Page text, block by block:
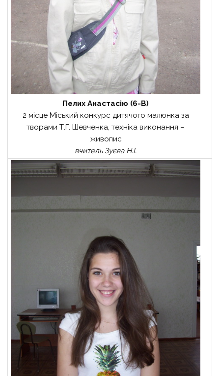
Пелих Анастасію (6-В)
2 місце Міський конкурс дитячого малюнка за
творами Т.Г. Шевченка, техніка виконання –
живопис
вчитель Зуєва Н.І.